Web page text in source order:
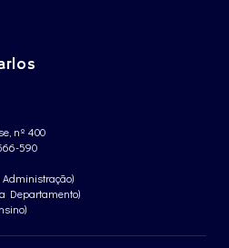
nº 400
590
Administração)